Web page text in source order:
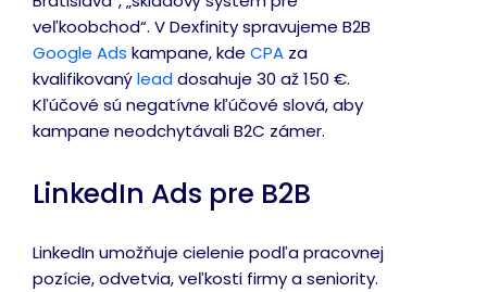
veľkoobchod“. V Dexfinity spravujeme B2B
Google Ads kampane, kdeCPA za
kvalifikovanýleaddosahuje 30 až 150 €.
Kľúčové sú negatívne kľúčové slová, aby
kampane neodchytávali B2C zámer.
LinkedIn Ads pre B2B
LinkedIn umožňuje cielenie podľa pracovnej
pozície, odvetvia, veľkosti firmy a seniority.